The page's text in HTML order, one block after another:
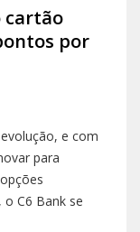
cartão
por
e com
para
C6 Bank se